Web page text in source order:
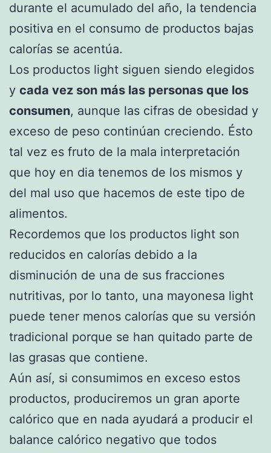
durante el acumulado del año, la tendencia
positiva en el consumo de productos bajas
calorías se acentúa.
Los productos light siguen siendo elegidos
y cada vez son más las personas que los
consumen, aunque las cifras de obesidad y
exceso de peso continúan creciendo. Ésto
tal vez es fruto de la mala interpretación
que hoy en dia tenemos de los mismos y
del mal uso que hacemos de este tipo de
alimentos.
Recordemos que los productos light son
reducidos en calorías debido a la
disminución de una de sus fracciones
nutritivas, por lo tanto, una mayonesa light
puede tener menos calorías que su versión
tradicional porque se han quitado parte de
las grasas que contiene.
Aún así, si consumimos en exceso estos
productos, produciremos un gran aporte
calórico que en nada ayudará a producir el
balance calórico negativo que todos